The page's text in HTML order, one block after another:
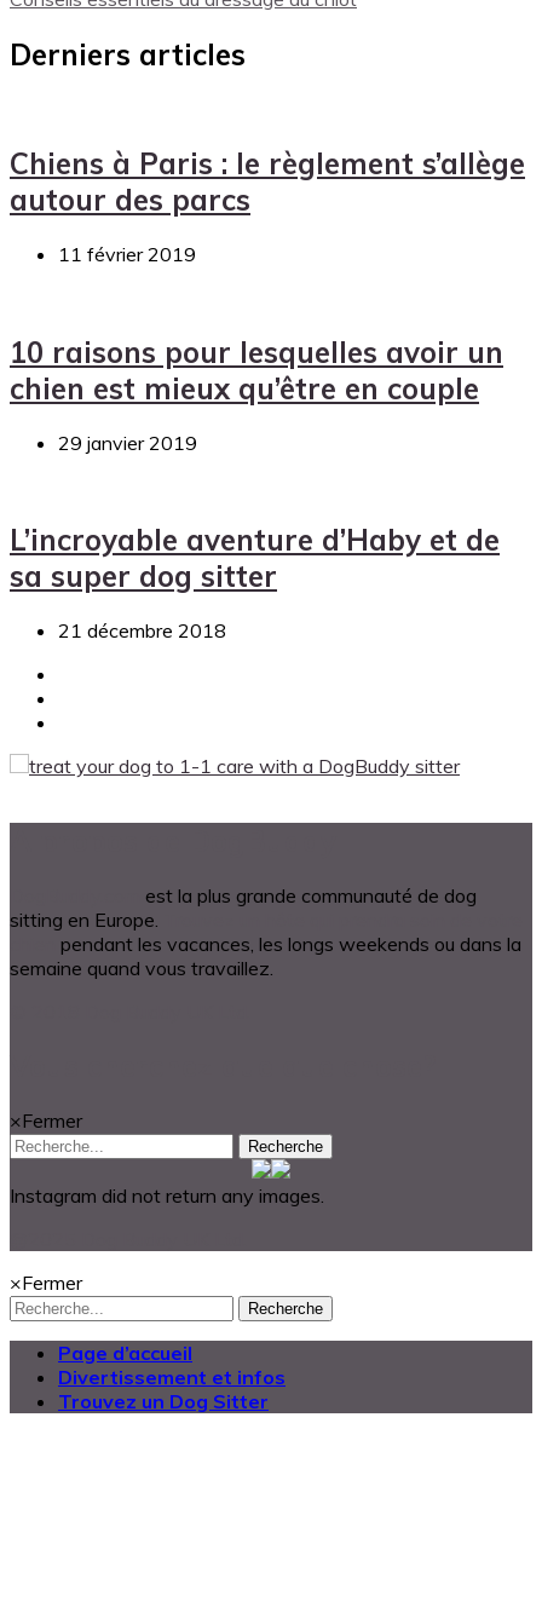
Derniers articles
Chiens à Paris : le règlement s’allège
autour des parcs
11 février 2019
10 raisons pour lesquelles avoir un
chien est mieux qu’être en couple
29 janvier 2019
L’incroyable aventure d’Haby et de
sa super dog sitter
21 décembre 2018
est la plus grande communauté de dog
sitting en Europe.
pendant les vacances, les longs weekends ou dans la
semaine quand vous travaillez.
×Fermer
Recherche
Instagram did not return any images.
×Fermer
Recherche
Page d’accueil
Divertissement et infos
Trouvez un Dog Sitter